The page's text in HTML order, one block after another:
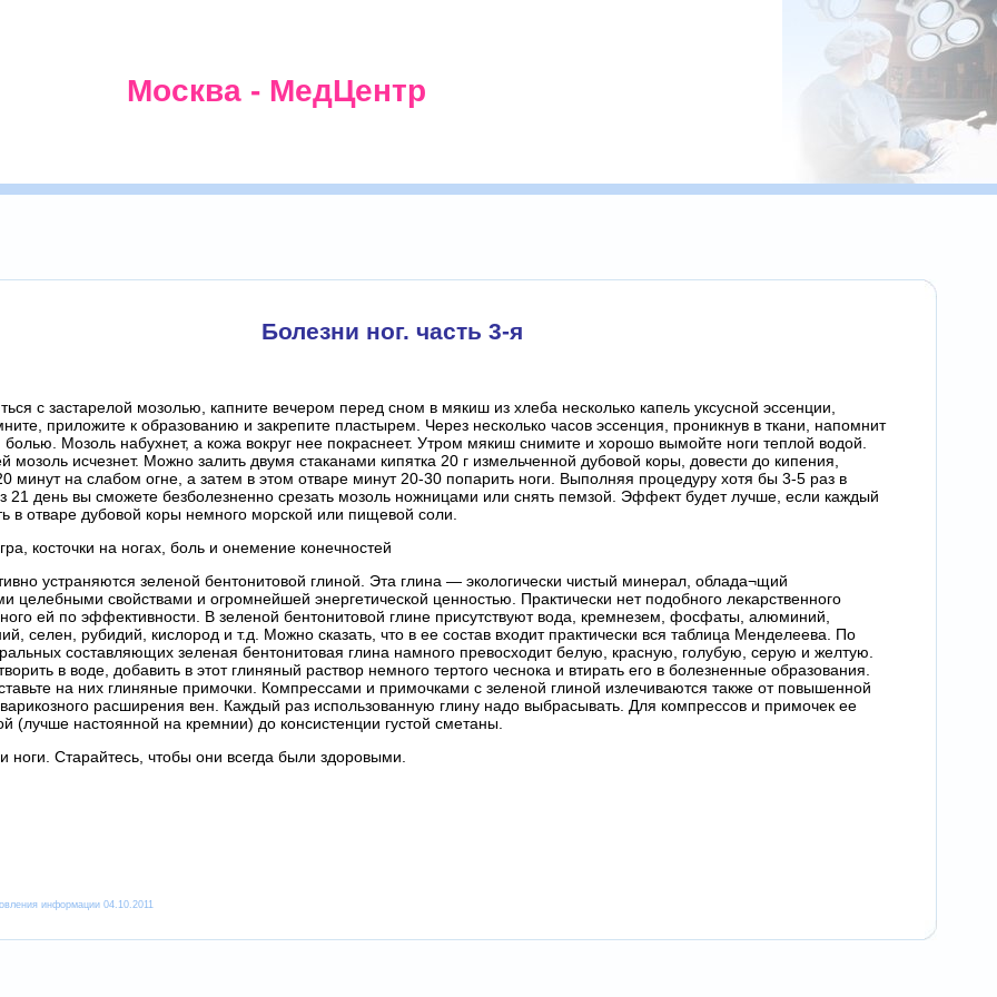
Москва - МедЦентр
Болезни ног. часть 3-я
с застарелой мозолью, капните вечером перед сном в мякиш из хлеба несколько капель уксусной эссенции,
приложите к образованию и закрепите пластырем. Через несколько часов эссенция, проникнув в ткани, напомнит
болью. Мозоль набухнет, а кожа вокруг нее покраснеет. Утром мякиш снимите и хорошо вымойте ноги теплой водой.
мозоль исчезнет. Можно залить двумя стаканами кипятка 20 г измельченной дубовой коры, довести до кипения,
минут на слабом огне, а затем в этом отваре минут 20-30 попарить ноги. Выполняя процедуру хотя бы 3-5 раз в
21 день вы сможете безболезненно срезать мозоль ножницами или снять пемзой. Эффект будет лучше, если каждый
в отваре дубовой коры немного морской или пищевой соли.
косточки на ногах, боль и онемение конечностей
устраняются зеленой бентонитовой глиной. Эта глина — экологически чистый минерал, облада¬щий
целебными свойствами и огромнейшей энергетической ценностью. Практически нет подобного лекарственного
ей по эффективности. В зеленой бентонитовой глине присутствуют вода, кремнезем, фосфаты, алюминий,
селен, рубидий, кислород и т.д. Можно сказать, что в ее состав входит практически вся таблица Менделеева. По
составляющих зеленая бентонитовая глина намного превосходит белую, красную, голубую, серую и желтую.
в воде, добавить в этот глиняный раствор немного тертого чеснока и втирать его в болезненные образования.
на них глиняные примочки. Компрессами и примочками с зеленой глиной излечиваются также от повышенной
расширения вен. Каждый раз использованную глину надо выбрасывать. Для компрессов и примочек ее
(лучше настоянной на кремнии) до консистенции густой сметаны.
ноги. Старайтесь, чтобы они всегда были здоровыми.
информации 04.10.2011